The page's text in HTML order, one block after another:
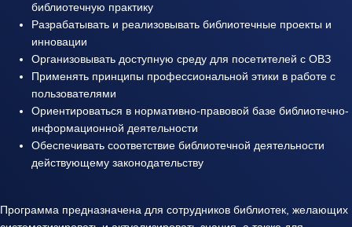
библиотечную практику
Разрабатывать и реализовывать библиотечные проекты и
инновации
Организовывать доступную среду для посетителей с ОВЗ
Применять принципы профессиональной этики в работе с
пользователями
Ориентироваться в нормативно-правовой базе библиотечно-
информационной деятельности
Обеспечивать соответствие библиотечной деятельности
действующему законодательству
Программа предназначена для сотрудников библиотек, желающих